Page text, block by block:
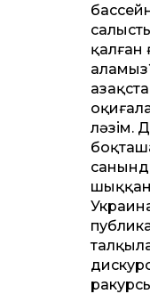
қалған
ләзім.